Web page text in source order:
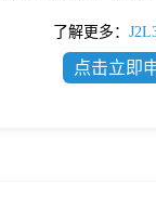
了解更多：
点击立即